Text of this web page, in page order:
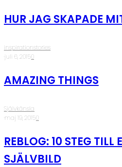
HUR JAG SKAPADE
inspirationstories
·juli 6, 2015·0
AMAZING THINGS
Självkänsla
·maj 19, 2015·0
REBLOG: 10 STEG TILL
SJÄLVBILD